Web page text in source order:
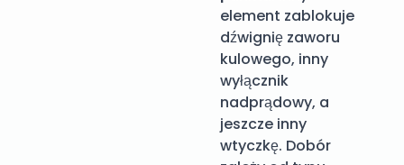
element zablokuje
dźwignię zaworu
kulowego, inny
wyłącznik
nadprądowy, a
jeszcze inny
wtyczkę. Dobór